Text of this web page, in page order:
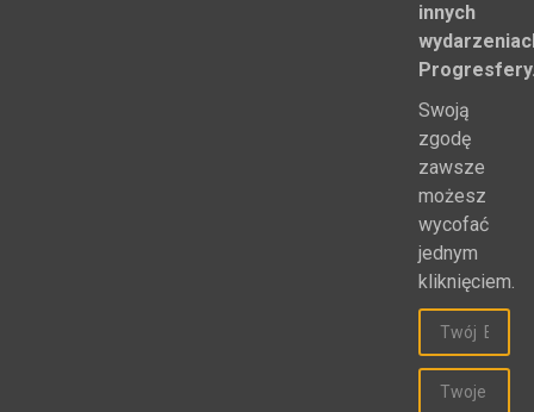
innych
Swoją
zgodę
zawsze
możesz
wycofać
jednym
kliknięciem.